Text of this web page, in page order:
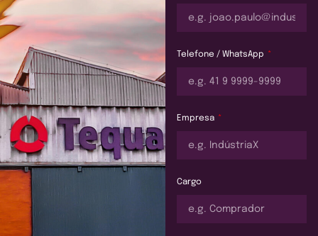
Telefone / WhatsApp
Empresa
Cargo